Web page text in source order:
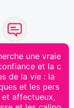
une vraie
et la c
de la vie : la
et les pers
affectueux,